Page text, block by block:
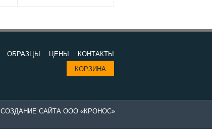
ОБРАЗЦЫ ЦЕНЫ
КОНТАКТЫ
КОРЗИНА
СОЗДАНИЕ САЙТА ООО «КРОНОС»
Изготовление печатей в компании "Все печати и штампы" -